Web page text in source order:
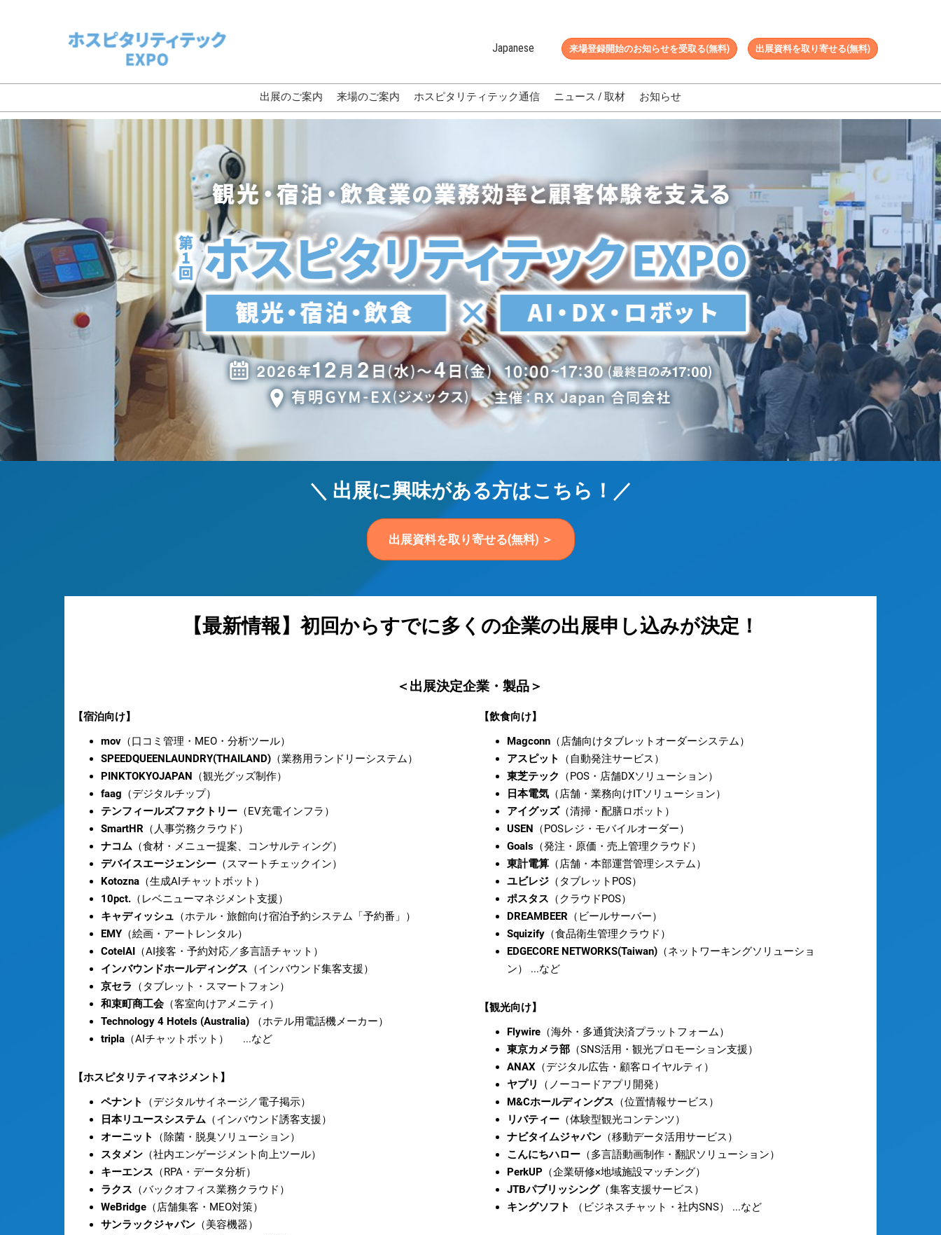
ッ
進
む
Japanese
English
来場登録開始のお知らせを受取る(無料) 出展資料を取り寄せる(無料)
出展のご案内 来場のご案内 ホスピタリティテック通信 ニュース / 取材 お知らせ
＼ 出展に興味がある方はこちら！／
出展資料を取り寄せる(無料) ＞
【最新情報】初回からすでに多くの企業の出展申し込みが決定！
＜出展決定企業・製品＞
【宿泊向け】
mov （口コミ管理・MEO・分析ツール）
SPEEDQUEENLAUNDRY(THAILAND) （業務用ランドリーシステム）
PINKTOKYOJAPAN （観光グッズ制作）
faag （デジタルチップ）
テンフィールズファクトリー （EV充電インフラ）
SmartHR （人事労務クラウド）
ナコム （食材・メニュー提案、コンサルティング）
デバイスエージェンシー （スマートチェックイン）
Kotozna （生成AIチャットボット）
10pct. （レベニューマネジメント支援）
キャディッシュ （ホテル・旅館向け宿泊予約システム「予約番」）
EMY （絵画・アートレンタル）
CotelAI （AI接客・予約対応／多言語チャット）
インバウンドホールディングス （インバウンド集客支援）
京セラ （タブレット・スマートフォン）
和束町商工会（客室向けアメニティ）
Technology 4 Hotels (Australia) （ホテル用電話機メーカー）
tripla （AIチャットボット） ...など
【ホスピタリティマネジメント】
ペナント
（デジタルサイネージ／電子掲示）
日本リユースシステム （インバウンド誘客支援）
オーニット
（除菌・脱臭ソリューション）
スタメン （社内エンゲージメント向上ツール）
キーエンス （RPA・データ分析）
ラクス （バックオフィス業務クラウド）
WeBridge （店舗集客・MEO対策）
サンラックジャパン （美容機器）
【飲食向け】
Magconn （店舗向けタブレットオーダーシステム）
アスピット
（自動発注サービス）
東芝テック
（POS・店舗DXソリューション）
日本電気 （店舗・業務向けITソリューション）
アイグッズ（清掃・配膳ロボット）
USEN （POSレジ・モバイルオーダー）
Goals （発注・原価・売上管理クラウド）
東計電算 （店舗・本部運営管理システム）
ユビレジ （タブレットPOS）
ポスタス （クラウドPOS）
DREAMBEER （ビールサーバー）
Squizify （食品衛生管理クラウド）
EDGECORE NETWORKS(Taiwan) （ネットワーキングソリューショ
ン） ...など
【観光向け】
Flywire （海外・多通貨決済プラットフォーム）
東京カメラ部 （SNS活用・観光プロモーション支援）
ANAX （デジタル広告・顧客ロイヤルティ）
ヤプリ
（ノーコードアプリ開発）
M&Cホールディングス （位置情報サービス）
リバティー （体験型観光コンテンツ）
ナビタイムジャパン （移動データ活用サービス）
こんにちハロー （多言語動画制作・翻訳ソリューション）
PerkUP （企業研修×地域施設マッチング）
JTBパブリッシング（集客支援サービス）
キングソフト
（ビジネスチャット・社内SNS） ...など